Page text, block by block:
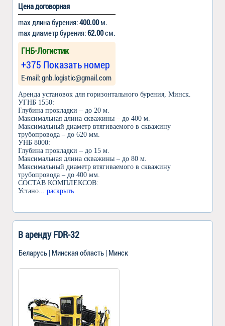
Цена договорная
max длина бурения:400.00м.
max диаметр бурения:62.00см.
ГНБ-Логистик
+375 Показать номер
Е-mail: gnb.logistic@gmail.com
Аренда установок для горизонтального бурения, Минск.
УГНБ 1550:
Глубина прокладки – до 20 м.
Максимальная длина скважины – до 400 м.
Максимальный диаметр втягиваемого в скважину
трубопровода – до 620 мм.
УНБ 8000:
Глубина прокладки – до 15 м.
Максимальная длина скважины – до 80 м.
Максимальный диаметр втягиваемого в скважину
трубопровода – до 400 мм.
СОСТАВ КОМПЛЕКСОВ:
Устано ... раскрыть
В аренду FDR-32
Беларусь | Минская область | Минск